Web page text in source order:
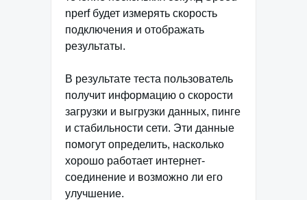
nperf будет измерять скорость
подключения и отображать
результаты.
В результате теста пользователь
получит информацию о скорости
загрузки и выгрузки данных, пинге
и стабильности сети. Эти данные
помогут определить, насколько
хорошо работает интернет-
соединение и возможно ли его
улучшение.